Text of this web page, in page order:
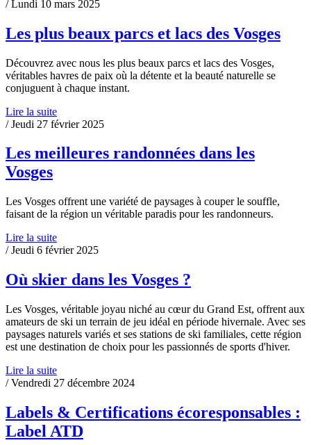
/ Lundi 10 mars 2025
Les plus beaux parcs et lacs des Vosges
Découvrez avec nous les plus beaux parcs et lacs des Vosges,
véritables havres de paix où la détente et la beauté naturelle se
conjuguent à chaque instant.
Lire la suite
/ Jeudi 27 février 2025
Les meilleures randonnées dans les
Vosges
Les Vosges offrent une variété de paysages à couper le souffle,
faisant de la région un véritable paradis pour les randonneurs.
Lire la suite
/ Jeudi 6 février 2025
Où skier dans les Vosges ?
Les Vosges, véritable joyau niché au cœur du Grand Est, offrent aux
amateurs de ski un terrain de jeu idéal en période hivernale. Avec ses
paysages naturels variés et ses stations de ski familiales, cette région
est une destination de choix pour les passionnés de sports d'hiver.
Lire la suite
/ Vendredi 27 décembre 2024
Labels & Certifications écoresponsables :
Label ATD